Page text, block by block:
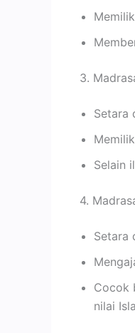
3.
Setara
Selain
4.
Setara
Cocok
nilai